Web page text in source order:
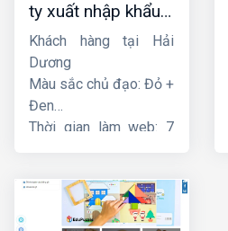
ty xuất nhập khẩu
Thiên Thuận Phát
Khách hàng tại Hải
Dương
Màu sắc chủ đạo: Đỏ +
Đen
Thời gian làm web: 7